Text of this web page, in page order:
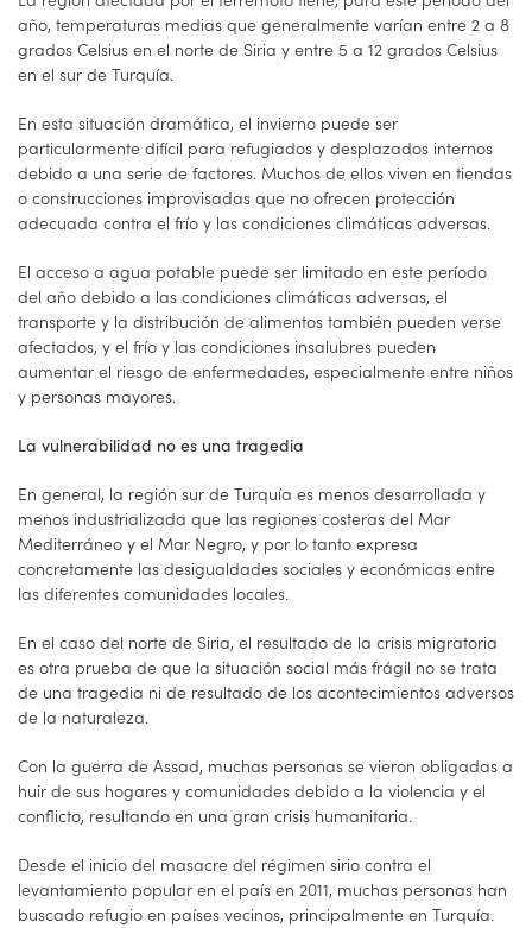
año, temperaturas medias que generalmente varían entre 2 a 8
grados Celsius en el norte de Siria y entre 5 a 12 grados Celsius
en el sur de Turquía.
En esta situación dramática, el invierno puede ser
particularmente difícil para refugiados y desplazados internos
debido a una serie de factores. Muchos de ellos viven en tiendas
o construcciones improvisadas que no ofrecen protección
adecuada contra el frío y las condiciones climáticas adversas.
El acceso a agua potable puede ser limitado en este período
del año debido a las condiciones climáticas adversas, el
transporte y la distribución de alimentos también pueden verse
afectados, y el frío y las condiciones insalubres pueden
aumentar el riesgo de enfermedades, especialmente entre niños
y personas mayores.
La vulnerabilidad no es una tragedia
En general, la región sur de Turquía es menos desarrollada y
menos industrializada que las regiones costeras del Mar
Mediterráneo y el Mar Negro, y por lo tanto expresa
concretamente las desigualdades sociales y económicas entre
las diferentes comunidades locales.
En el caso del norte de Siria, el resultado de la crisis migratoria
es otra prueba de que la situación social más frágil no se trata
de una tragedia ni de resultado de los acontecimientos adversos
de la naturaleza.
Con la guerra de Assad, muchas personas se vieron obligadas a
huir de sus hogares y comunidades debido a la violencia y el
conflicto, resultando en una gran crisis humanitaria.
Desde el inicio del masacre del régimen sirio contra el
levantamiento popular en el país en 2011, muchas personas han
buscado refugio en países vecinos, principalmente en Turquía.